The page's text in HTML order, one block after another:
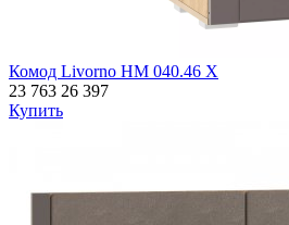
Комод Livorno НМ 040.46 Х
23 763 26 397
Купить